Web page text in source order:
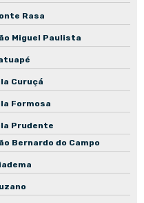
Rasa
Miguel Paulista
Curuçá
Formosa
Prudente
Bernardo do Campo